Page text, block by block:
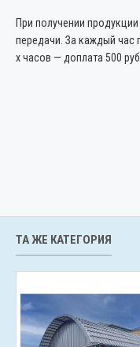
При получении
передачи. За каждый час
х часов — доплата 500
ТА ЖЕ КАТЕГОРИЯ